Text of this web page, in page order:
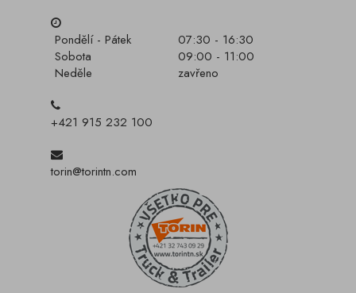
Pondělí - Pátek
07:30 - 16:30
Sobota
09:00 - 11:00
Neděle
zavřeno
+421 915 232 100
torin@torintn.com